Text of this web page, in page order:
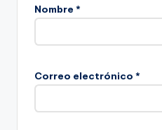
Nombre *
Correo electrónico *